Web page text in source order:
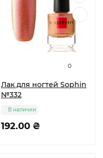
0
Лак для ногтей Sophin
№332
192.00 ₴
В наличии